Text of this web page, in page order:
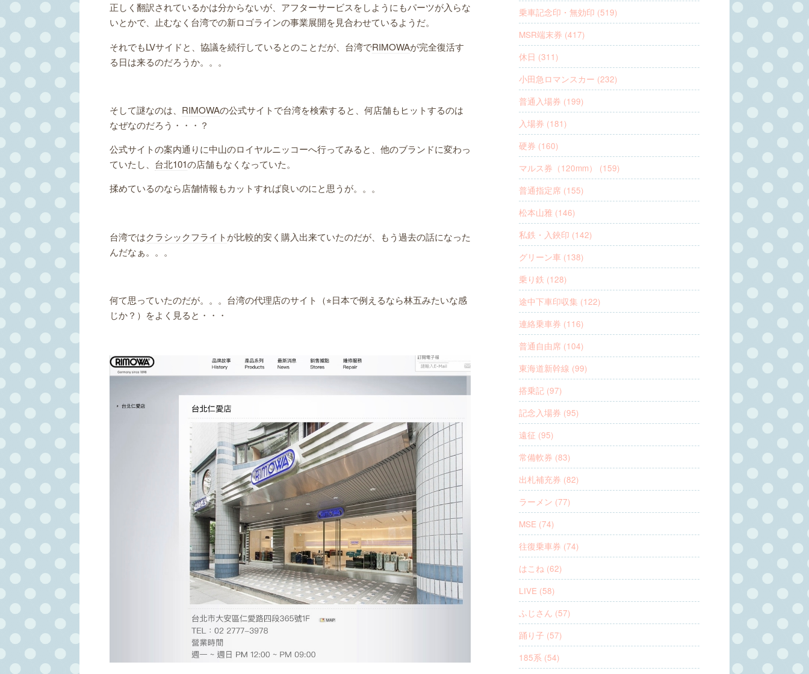
正しく翻訳されているかは分からないが、アフターサービスをしようにもパーツが入らな
いとかで、止むなく台湾での新ロゴラインの事業展開を見合わせているようだ。
それでもLVサイドと、協議を続行しているとのことだが、台湾でRIMOWAが完全復活す
る日は来るのだろうか。。。
そして謎なのは、 RIMOWAの公式サイトで台湾を検索すると、何店舗もヒットするのは
なぜなのだろう・・・？
公式サイトの案内通りに中山のロイヤルニッコーへ行ってみると、他のブランドに変わっ
ていたし、 台北101の店舗もなくなっていた。
揉めているのなら店舗情報もカットすれば良いのにと思うが。。。
台湾ではクラシックフライトが比較的安く購入出来ていたのだが、もう過去の話になった
んだなぁ。。。
何て思っていたのだが。。。台湾の代理店のサイト（⭐︎日本で例えるなら林五みたいな感
じか？）をよく見ると・・・
乗車記念印・無効印 (519)
MSR端末券 (417)
休日 (311)
小田急ロマンスカー (232)
普通入場券 (199)
入場券 (181)
硬券 (160)
マルス券（120mm） (159)
普通指定席 (155)
松本山雅 (146)
私鉄・入鋏印 (142)
グリーン車 (138)
乗り鉄 (128)
途中下車印収集 (122)
連絡乗車券 (116)
普通自由席 (104)
東海道新幹線 (99)
搭乗記 (97)
記念入場券 (95)
遠征 (95)
常備軟券 (83)
出札補充券 (82)
ラーメン (77)
MSE (74)
往復乗車券 (74)
はこね (62)
LIVE (58)
ふじさん (57)
踊り子 (57)
185系 (54)